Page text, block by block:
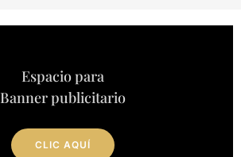
Espacio para
Banner publicitario
CLIC AQUÍ